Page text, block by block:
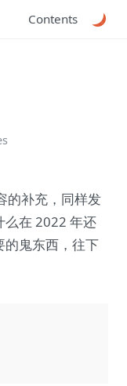
Contents
的补充，同样发
么在 2022 年还
的鬼东西，往下